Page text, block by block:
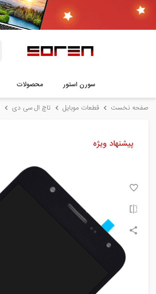
سورن استور محصولات
صفحه نخست قطعات موبایل تاچ ال سی دی
پیشنهاد ویژه